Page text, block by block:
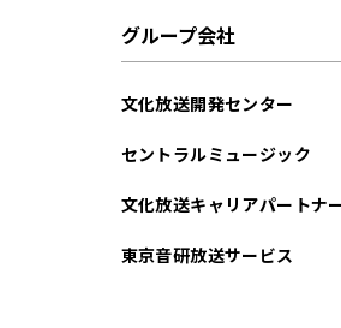
グループ会社
文化放送開発センター
セントラルミュージック
文化放送キャリアパートナ
東京音研放送サービス